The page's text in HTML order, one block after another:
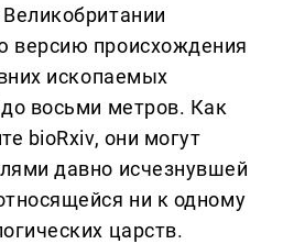
версию происхождения
ископаемых
восьми метров. Как
bioRxiv, они могут
давно исчезнувшей
ни к одному
царств.